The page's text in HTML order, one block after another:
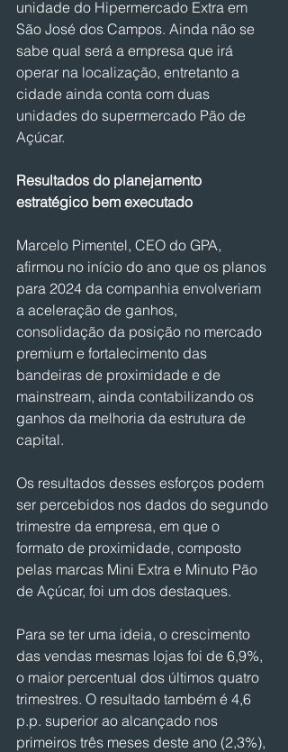
unidade do Hipermercado Extra em
São José dos Campos. Ainda não se
sabe qual será a empresa que irá
operar na localização, entretanto a
cidade ainda conta com duas
unidades do supermercado Pão de
Açúcar.
Resultados do planejamento
estratégico bem executado
Marcelo Pimentel, CEO do GPA,
afirmou no início do ano que os planos
para 2024 da companhia envolveriam
a aceleração de ganhos,
consolidação da posição no mercado
premium e fortalecimento das
bandeiras de proximidade e de
mainstream, ainda contabilizando os
ganhos da melhoria da estrutura de
capital.
Os resultados desses esforços podem
ser percebidos nos dados do segundo
trimestre da empresa, em que o
formato de proximidade, composto
pelas marcas Mini Extra e Minuto Pão
de Açúcar, foi um dos destaques.
Para se ter uma ideia, o crescimento
das vendas mesmas lojas foi de 6,9%,
o maior percentual dos últimos quatro
trimestres. O resultado também é 4,6
p.p. superior ao alcançado nos
primeiros três meses deste ano (2,3%),